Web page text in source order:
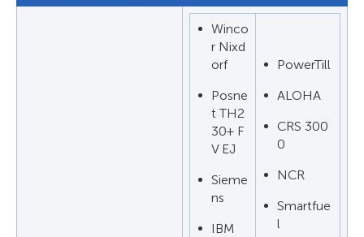
Winco
r Nixd
orf
Posne
t TH2
30+ F
V EJ
Sieme
ns
IBM
PowerTill
ALOHA
CRS 300
0
NCR
Smartfue
l